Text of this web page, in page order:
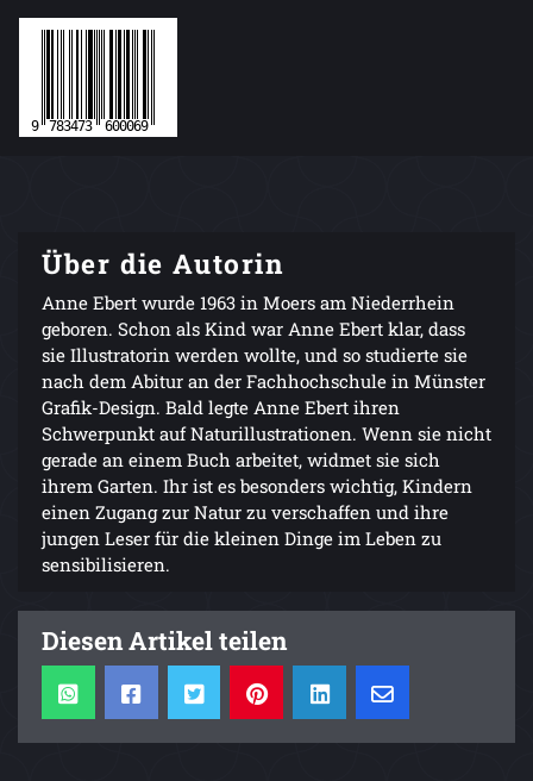
Über die Autorin
Anne Ebert wurde 1963 in Moers am Niederrhein
geboren. Schon als Kind war Anne Ebert klar, dass
sie Illustratorin werden wollte, und so studierte sie
nach dem Abitur an der Fachhochschule in Münster
Grafik-Design. Bald legte Anne Ebert ihren
Schwerpunkt auf Naturillustrationen. Wenn sie nicht
gerade an einem Buch arbeitet, widmet sie sich
ihrem Garten. Ihr ist es besonders wichtig, Kindern
einen Zugang zur Natur zu verschaffen und ihre
jungen Leser für die kleinen Dinge im Leben zu
sensibilisieren.
Diesen Artikel teilen